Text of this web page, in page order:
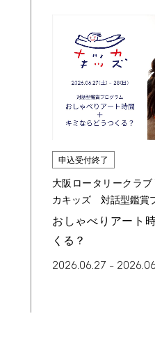
申込受付終了
大阪ロータリークラブ
カキッズ 対話型鑑賞
おしゃべりアート
くる？
2026.06.27 –